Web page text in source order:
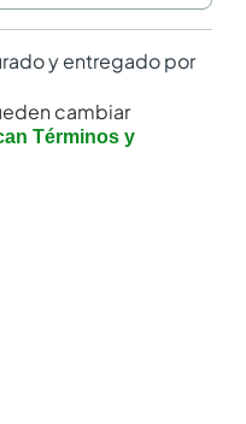
y entregado por
cambiar
Términos y